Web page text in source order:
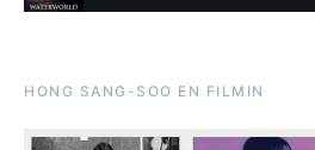
HONG SANG-SOO EN FILMIN